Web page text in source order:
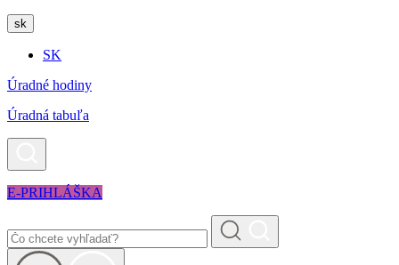
sk
SK
Úradné hodiny
Úradná tabuľa
E-PRIHLÁŠKA